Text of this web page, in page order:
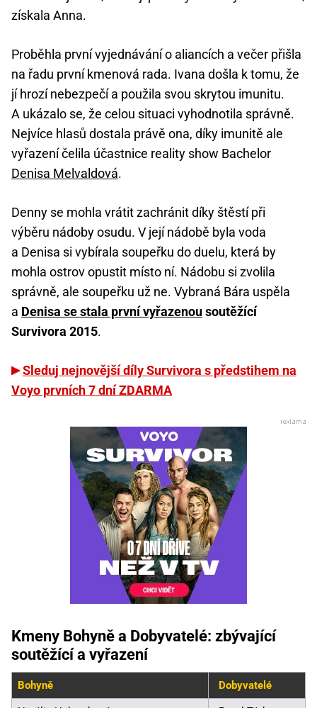
získala Anna.
Proběhla první vyjednávání o aliancích a večer přišla
na řadu první kmenová rada. Ivana došla k tomu, že
jí hrozí nebezpečí a použila svou skrytou imunitu.
A ukázalo se, že celou situaci vyhodnotila správně.
Nejvíce hlasů dostala právě ona, díky imunitě ale
vyřazení čelila účastnice reality show Bachelor
Denisa Melvaldová.
Denny se mohla vrátit zachránit díky štěstí při
výběru nádoby osudu. V její nádobě byla voda
a Denisa si vybírala soupeřku do duelu, která by
mohla ostrov opustit místo ní. Nádobu si zvolila
správně, ale soupeřku už ne. Vybraná Bára uspěla
a Denisa se stala první vyřazenousoutěžící
Survivora 2015.
Sleduj nejnovější díly Survivora s předstihem na
Voyo prvních 7 dní ZDARMA
Kmeny Bohyně a Dobyvatelé: zbývající
soutěžící a vyřazení
Bohyně Dobyvatelé